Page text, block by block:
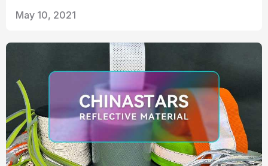
May 10, 2021